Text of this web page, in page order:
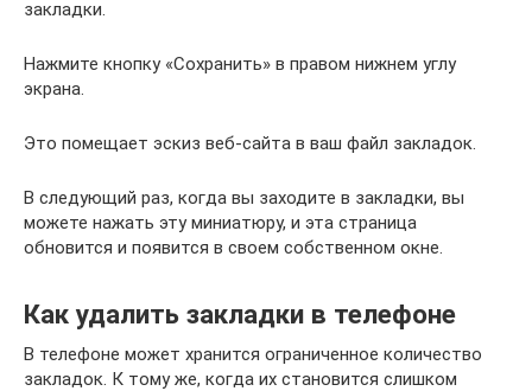
закладки.
Нажмите кнопку «Сохранить» в правом нижнем углу
экрана.
Это помещает эскиз веб-сайта в ваш файл закладок.
В следующий раз, когда вы заходите в закладки, вы
можете нажать эту миниатюру, и эта страница
обновится и появится в своем собственном окне.
Как удалить закладки в телефоне
В телефоне может хранится ограниченное количество
закладок. К тому же, когда их становится слишком